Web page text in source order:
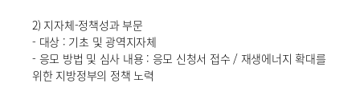
2) 지자체-정책성과 부문
- 대상 : 기초 및 광역지자체
- 응모 방법 및 심사 내용 : 응모 신청서 접수 / 재생에너지 확대를
위한 지방정부의 정책 노력